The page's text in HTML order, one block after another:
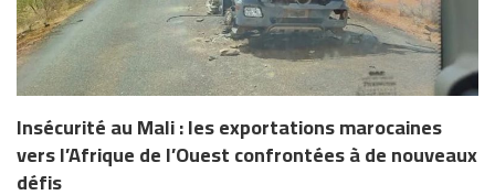
Insécurité au Mali : les exportations marocaines
vers l’Afrique de l’Ouest confrontées à de nouveaux
défis